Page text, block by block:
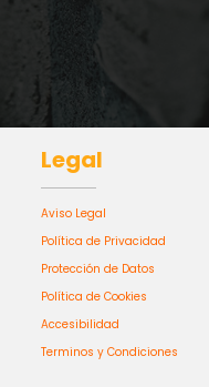
Legal
Aviso Legal
Política de Privacidad
Protección de Datos
Política de Cookies
Accesibilidad
Terminos y Condiciones